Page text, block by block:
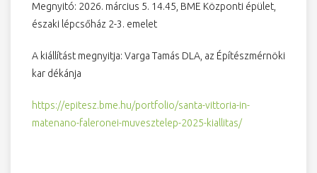
Megnyitó: 2026. március 5. 14.45, BME Központi épület,
északi lépcsőház 2-3. emelet
A kiállítást megnyitja: Varga Tamás DLA, az Építészmérnöki
kar dékánja
https://epitesz.bme.hu/portfolio/santa-vittoria-in-
matenano-faleronei-muvesztelep-2025-kiallitas/